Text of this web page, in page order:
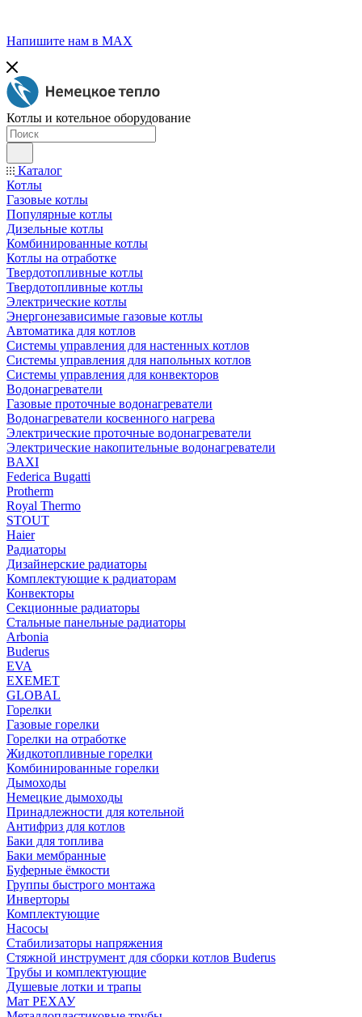
Напишите нам в МАХ
Котлы и котельное оборудование
Каталог
Котлы
Газовые котлы
Популярные котлы
Дизельные котлы
Комбинированные котлы
Котлы на отработке
Твердотопливные котлы
Твердотопливные котлы
Электрические котлы
Энергонезависимые газовые котлы
Автоматика для котлов
Системы управления для настенных котлов
Системы управления для напольных котлов
Системы управления для конвекторов
Водонагреватели
Газовые проточные водонагреватели
Водонагреватели косвенного нагрева
Электрические проточные водонагреватели
Электрические накопительные водонагреватели
BAXI
Federica Bugatti
Protherm
Royal Thermo
STOUT
Haier
Радиаторы
Дизайнерские радиаторы
Комплектующие к радиаторам
Конвекторы
Секционные радиаторы
Стальные панельные радиаторы
Arbonia
Buderus
EVA
EXEMET
GLOBAL
Горелки
Газовые горелки
Горелки на отработке
Жидкотопливные горелки
Комбинированные горелки
Дымоходы
Немецкие дымоходы
Принадлежности для котельной
Антифриз для котлов
Баки для топлива
Баки мембранные
Буферные ёмкости
Группы быстрого монтажа
Инверторы
Комплектующие
Насосы
Стабилизаторы напряжения
Стяжной инструмент для сборки котлов Buderus
Трубы и комплектующие
Душевые лотки и трапы
Мат РЕХАУ